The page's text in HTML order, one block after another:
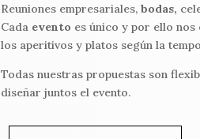
Reuniones empresariales, bodas,
Cada evento es único y por ello nos
los aperitivos y platos según la
Todas nuestras propuestas son
diseñar juntos el evento.